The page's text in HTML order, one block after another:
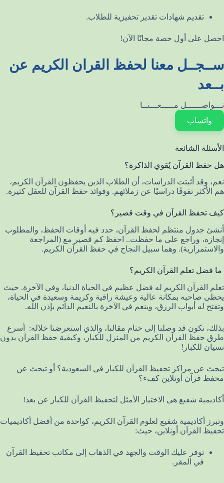
تقديم شهادات تقدير تحفيزية للطلاب.
احصل على أول حصة مجانًا الآن!
ســجــل معنا لحفظ القران الكريم عن
بــعد
تـــواصــــــل مـــــعـــنــا
واتساب
الأسئلة الشائعة
هل حفظ القرآن يُقوي الذاكرة؟
نعم، وقد أثبتت الدراسات، أن الطلاب الذين يحفظون القرآن الكريم،
هم الأكثر تفوقًا دراسيًا عن زملائهم. وفوائد حفظ القرآن للعقل كثيرة.
كيف تحفظ القرآن في وقت قصير؟
أنشئ جدول منتظم لحفظ القرآن، حدد فيه أوقات الحفظ، والمطلوب
إنجازه، وراجع على ما حفظت.. احفظ كم قصير مع (المراجعة
والاستمرارية). وهما سبيل النجاح في حفظ القرآن الكريم.
ما فضل تعلم القرآن الكريم؟
تعلم القرآن الكريم له فضل عظيم في الحياة الدنيا، وفي الآخرة. حيث
يحظى صاحبه بمكانة عالية وعيشة راقية وكريمة وسعيدة في الحياة،
وتفتح له أبواب الرزق، وينعم في الآخرة بالنعيم الدائم بإذن الله.
بذلك، نكون قد وصلنا إلى ختام مقالنا، والذي استعرضنا خلاله: أسرع
طرق حفظ القرآن الكريم من المنزل للكبار، وكيفية حفظ القرآن بدون
نسيان للكبار!
تبحث عن مراكز تحفيظ القرآن للكبار في السعودية؟ أو تبحث عن
محفظ قرآن أونلاين كفء؟
أكاديمية شفيع هي الاختيار الأمثل لتحفيظ القرآن للكبار عن بعد!
وتبرز أكاديمية شفيع لعلوم القرآن الكريم، كواحدة من أفضل أكاديميات
تحفيظ القرآن أونلاين، حيث:
توفر عليك الوقت والجهد في الذهاب إلى مكاتب تحفيظ القرآن
في المقر.